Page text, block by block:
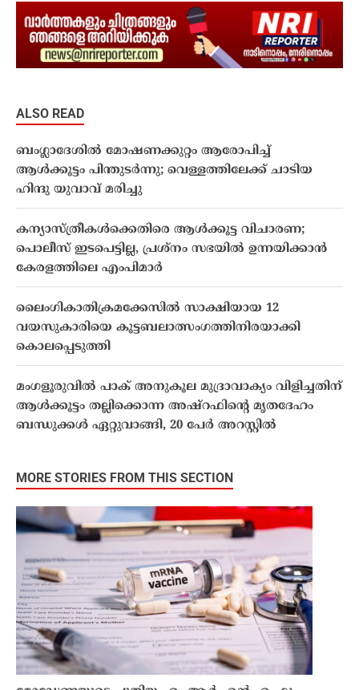
ALSO READ
ബംഗ്ലാദേശില്‍ മോഷണക്കുറ്റം ആരോപിച്ച്
ആൾക്കൂട്ടം പിന്തുടര്‍ന്നു; വെള്ളത്തിലേക്ക് ചാടിയ
ഹിന്ദു യുവാവ് മരിച്ചു
കന്യാസ്ത്രീകള്‍ക്കെതിരെ ആൾക്കൂട്ട വിചാരണ;
പൊലീസ് ഇടപെട്ടില്ല, പ്രശ്നം സഭയിൽ ഉന്നയിക്കാൻ
കേരളത്തിലെ എംപിമാർ
ലൈംഗികാതിക്രമക്കേസിൽ സാക്ഷിയായ 12
വയസുകാരിയെ കൂട്ടബലാത്സംഗത്തിനിരയാക്കി
കൊലപ്പെടുത്തി
മംഗളൂരുവില്‍ പാക് അനുകൂല മുദ്രാവാക്യം വിളിച്ചതിന്
ആള്‍ക്കൂട്ടം തല്ലിക്കൊന്ന അഷ്‌റഫിന്റെ മൃതദേഹം
ബന്ധുക്കള്‍ ഏറ്റുവാങ്ങി, 20 പേര്‍ അറസ്റ്റില്‍
MORE STORIES FROM THIS SECTION